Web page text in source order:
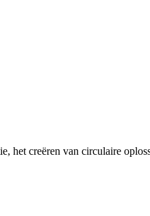
het creëren van circulaire